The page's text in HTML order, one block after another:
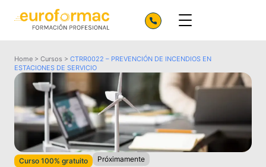
Home > Cursos > CTRR0022 – PREVENCIÓN DE INCENDIOS EN
ESTACIONES DE SERVICIO
Curso 100% gratuito Próximamente